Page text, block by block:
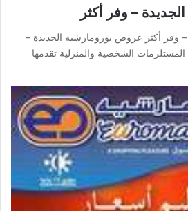
– وفر أكثر
وفر أكثر عروض يورومارشيه الجديدة –
الشخصية والمنزلية تقدمها